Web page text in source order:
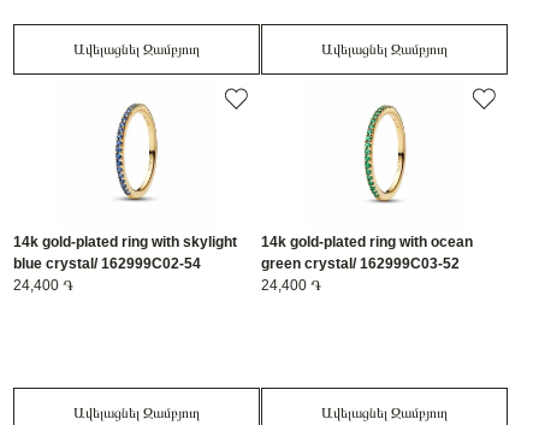
Ավելացնել Զամբյուղ Ավելացնել Զամբյուղ
14k gold-plated ring with skylight
blue crystal/ 162999C02-54
24,400 ֏
Ավելացնել Զամբյուղ
14k gold-plated ring with ocean
green crystal/ 162999C03-52
24,400 ֏
Ավելացնել Զամբյուղ